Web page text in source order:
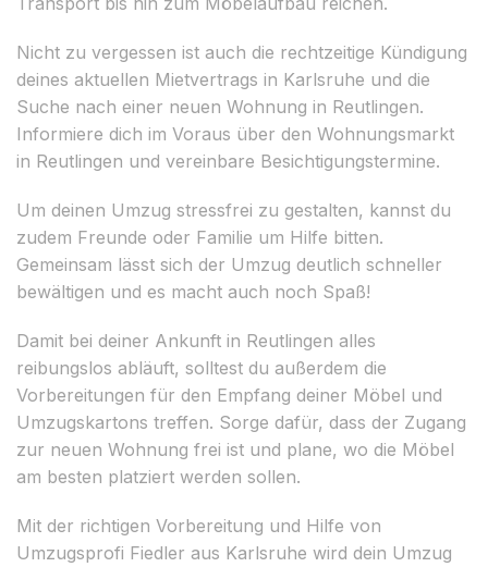
Nicht zu vergessen ist auch die rechtzeitige Kündigung
deines aktuellen Mietvertrags in Karlsruhe und die
Suche nach einer neuen Wohnung in Reutlingen.
Informiere dich im Voraus über den Wohnungsmarkt
in Reutlingen und vereinbare Besichtigungstermine.
Um deinen Umzug stressfrei zu gestalten, kannst du
zudem Freunde oder Familie um Hilfe bitten.
Gemeinsam lässt sich der Umzug deutlich schneller
bewältigen und es macht auch noch Spaß!
Damit bei deiner Ankunft in Reutlingen alles
reibungslos abläuft, solltest du außerdem die
Vorbereitungen für den Empfang deiner Möbel und
Umzugskartons treffen. Sorge dafür, dass der Zugang
zur neuen Wohnung frei ist und plane, wo die Möbel
am besten platziert werden sollen.
Mit der richtigen Vorbereitung und Hilfe von
Umzugsprofi Fiedler aus Karlsruhe wird dein Umzug